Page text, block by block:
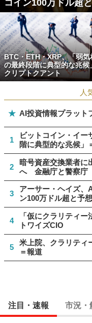
コイン100万ドル超
BTC・ETH・XRP、「弱気
の最終段階に典型的な兆候
クリプトクアント
人
★ AI投資情報プラット
1
ビットコイン・イー
階に典型的な兆候」
2
暗号資産交換業者に
へ 金融庁と警察庁
3
アーサー・ヘイズ、
ン100万ドル超と予想
4
「仮にクラリティ
トワイズCIO
5
米上院、クラリティ
＝報道
注目・速報 市況・